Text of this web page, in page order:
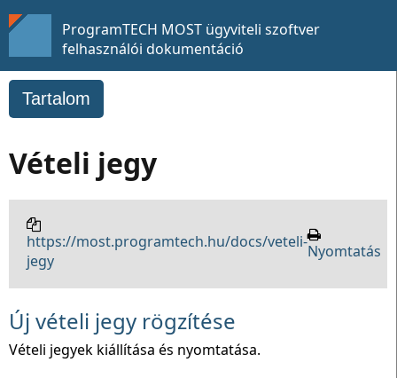
ProgramTECH MOST ügyviteli szoftver
felhasználói dokumentáció
Tartalom
Vételi jegy
https://most.programtech.hu/docs/veteli-
jegy
Nyomtatás
Új vételi jegy rögzítése
Vételi jegyek kiállítása és nyomtatása.